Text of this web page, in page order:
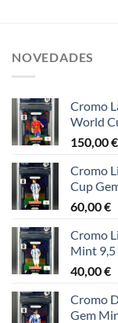
NOVEDADES
Cromo
World
150,00€
Cromo
Cup
60,00€
Cromo
Mint 9,5
40,00€
Cromo
Gem